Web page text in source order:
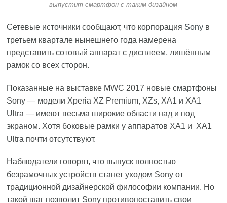
выпустит смартфон с таким дизайном
Сетевые источники сообщают, что корпорация Sony в
третьем квартале нынешнего года намерена
представить сотовый аппарат с дисплеем, лишённым
рамок со всех сторон.
Показанные на выставке MWC 2017 новые смартфоны
Sony — модели Xperia XZ Premium, XZs, XA1 и XA1
Ultra — имеют весьма широкие области над и под
экраном. Хотя боковые рамки у аппаратов XA1 и XA1
Ultra почти отсутствуют.
Наблюдатели говорят, что выпуск полностью
безрамочных устройств станет уходом Sony от
традиционной дизайнерской философии компании. Но
такой шаг позволит Sony противопоставить свои